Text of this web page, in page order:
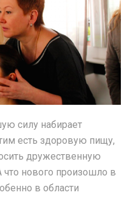
силу набирает
есть здоровую пищу,
дружественную
нового произошло в
в области